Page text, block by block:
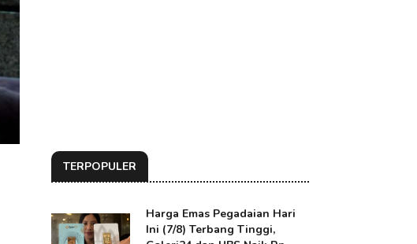
TERPOPULER
Harga Emas Pegadaian Hari
Ini (7/8) Terbang Tinggi,